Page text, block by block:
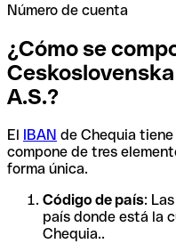
Número de cuenta
¿Cómo se
A.S.?
El IBAN de Chequia
compone de tres
forma única.
Código de país:
país donde está la
Chequia..